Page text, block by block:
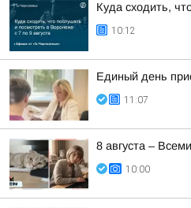
Куда сходить,
10:12
Единый день
11:07
8 августа –
10:00